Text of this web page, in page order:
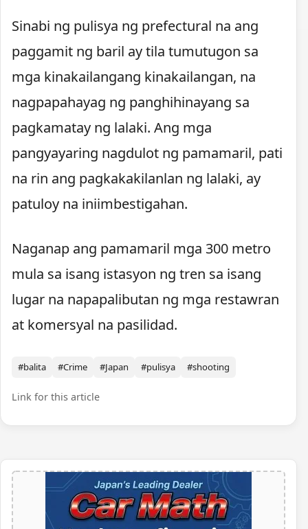
Sinabi ng pulisya ng prefectural na ang
paggamit ng baril ay tila tumutugon sa
mga kinakailangang kinakailangan, na
nagpapahayag ng panghihinayang sa
pagkamatay ng lalaki. Ang mga
pangyayaring nagdulot ng pamamaril, pati
na rin ang pagkakakilanlan ng lalaki, ay
patuloy na iniimbestigahan.
Naganap ang pamamaril mga 300 metro
mula sa isang istasyon ng tren sa isang
lugar na napapalibutan ng mga restawran
at komersyal na pasilidad.
#balita #Crime #Japan #pulisya #shooting
Link for this article